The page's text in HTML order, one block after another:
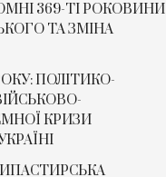
369-ТІ РОКОВИНИ
ТА ЗМІНА
ПОЛІТИКО-
КРИЗИ